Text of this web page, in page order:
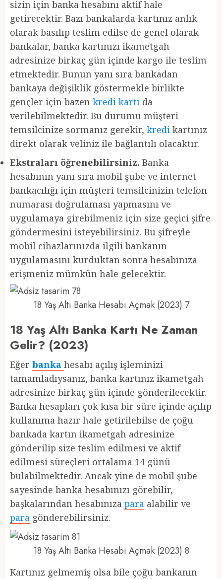
sizin için banka hesabını aktif hale
getirecektir. Bazı bankalarda kartınız anlık
olarak basılıp teslim edilse de genel olarak
bankalar, banka kartınızı ikametgah
adresinize birkaç gün içinde kargo ile teslim
etmektedir. Bunun yanı sıra bankadan
bankaya değişiklik göstermekle birlikte
gençler için bazen kredi kartı da
verilebilmektedir. Bu durumu müşteri
temsilcinize sormanız gerekir, kredi kartınız
direkt olarak veliniz ile bağlantılı olacaktır.
Ekstraları öğrenebilirsiniz. Banka
hesabının yanı sıra mobil şube ve internet
bankacılığı için müşteri temsilcinizin telefon
numarası doğrulaması yapmasını ve
uygulamaya girebilmeniz için size geçici şifre
göndermesini isteyebilirsiniz. Bu şifreyle
mobil cihazlarınızda ilgili bankanın
uygulamasını kurduktan sonra hesabınıza
erişmeniz mümkün hale gelecektir.
18 Yaş Altı Banka Hesabı Açmak (2023) 7
18 Yaş Altı Banka Kartı Ne Zaman
Gelir? (2023)
Eğer banka hesabı açılış işleminizi
tamamladıysanız, banka kartınız ikametgah
adresinize birkaç gün içinde gönderilecektir.
Banka hesapları çok kısa bir süre içinde açılıp
kullanıma hazır hale getirilebilse de çoğu
bankada kartın ikametgah adresinize
gönderilip size teslim edilmesi ve aktif
edilmesi süreçleri ortalama 14 günü
bulabilmektedir. Ancak yine de mobil şube
sayesinde banka hesabınızı görebilir,
başkalarından hesabınıza para alabilir ve
para gönderebilirsiniz.
18 Yaş Altı Banka Hesabı Açmak (2023) 8
Kartınız gelmemiş olsa bile çoğu bankanın